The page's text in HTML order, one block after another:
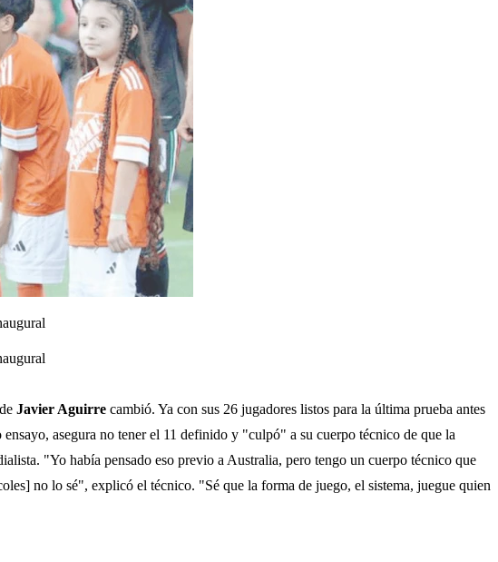
Javier Aguirre cambió. Ya con sus 26 jugadores listos para la última prueba antes
asegura no tener el 11 definido y "culpó" a su cuerpo técnico de que la
"Yo había pensado eso previo a Australia, pero tengo un cuerpo técnico que
no lo sé", explicó el técnico. "Sé que la forma de juego, el sistema, juegue quien